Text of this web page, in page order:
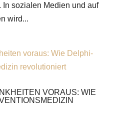
In sozialen Medien und auf
wird...
VORAUS: WIE